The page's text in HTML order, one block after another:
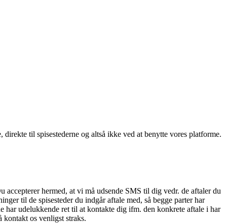
til spisestederne og altså ikke ved at benytte vores platforme.
hermed, at vi må udsende SMS til dig vedr. de aftaler du
til de spisesteder du indgår aftale med, så begge parter har
udelukkende ret til at kontakte dig ifm. den konkrete aftale i har
kontakt os venligst straks.